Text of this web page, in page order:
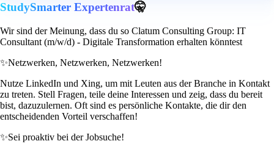
StudySmarter Expertenrat🤫
Wir sind der Meinung, dass du so Clatum Consulting Group: IT
Consultant (m/w/d) - Digitale Transformation erhalten könntest
✨Netzwerken, Netzwerken, Netzwerken!
Nutze LinkedIn und Xing, um mit Leuten aus der Branche in Kontakt
zu treten. Stell Fragen, teile deine Interessen und zeig, dass du bereit
bist, dazuzulernen. Oft sind es persönliche Kontakte, die dir den
entscheidenden Vorteil verschaffen!
✨Sei proaktiv bei der Jobsuche!